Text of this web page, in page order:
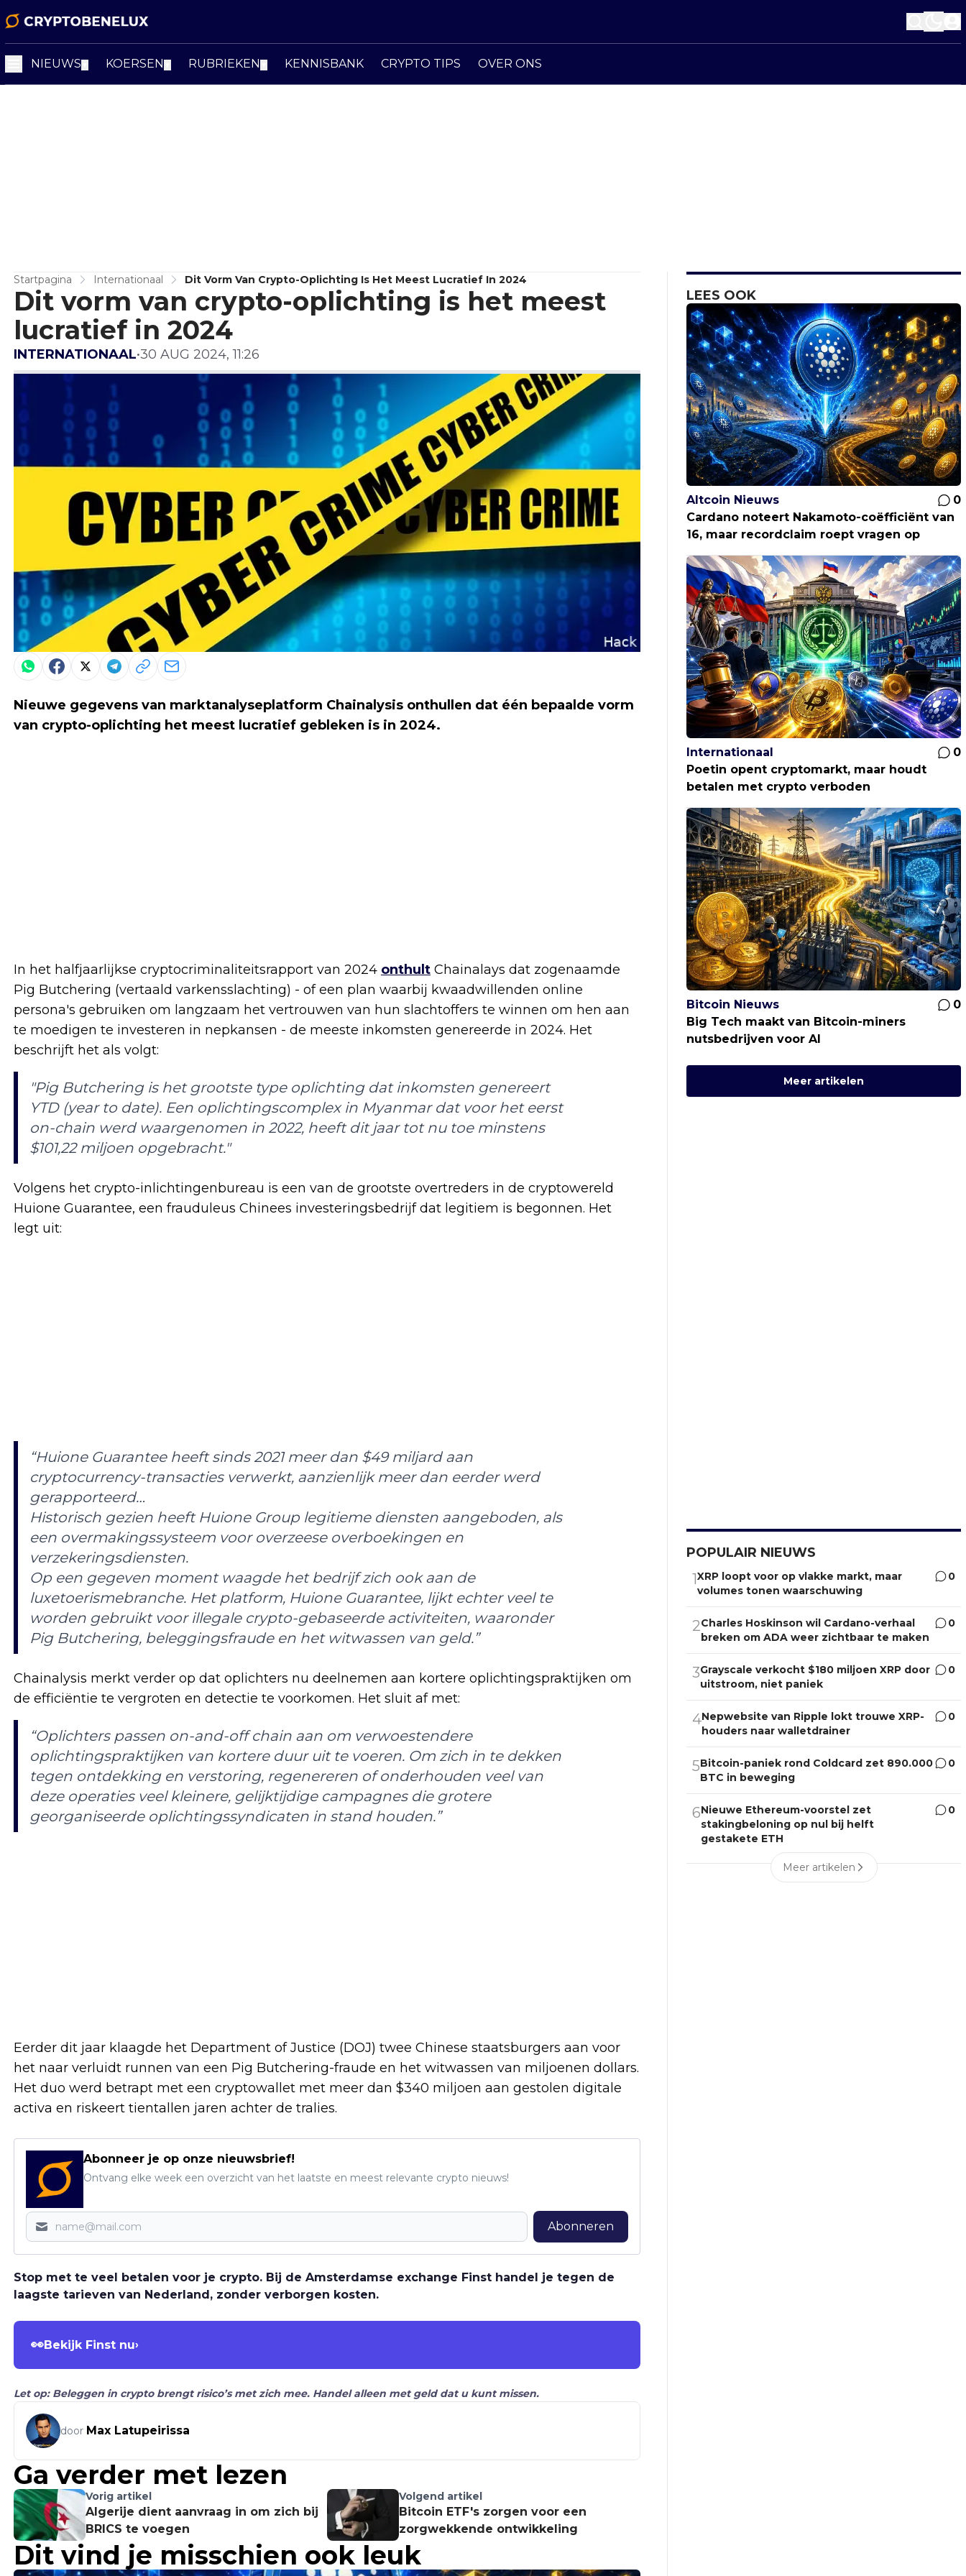
NIEUWS KOERSEN RUBRIEKEN KENNISBANK CRYPTO TIPS OVER ONS
Startpagina Internationaal Dit Vorm Van Crypto-Oplichting Is Het Meest Lucratief In 2024
Dit vorm van crypto-oplichting is het meest
lucratief in 2024
INTERNATIONAAL•30 AUG 2024, 11:26
Nieuwe gegevens van marktanalyseplatform Chainalysis onthullen dat één bepaalde vorm
van crypto-oplichting het meest lucratief gebleken is in 2024.
In het halfjaarlijkse cryptocriminaliteitsrapport van 2024 onthult Chainalays dat zogenaamde
Pig Butchering (vertaald varkensslachting) - of een plan waarbij kwaadwillenden online
persona's gebruiken om langzaam het vertrouwen van hun slachtoffers te winnen om hen aan
te moedigen te investeren in nepkansen - de meeste inkomsten genereerde in 2024. Het
beschrijft het als volgt:
"Pig Butchering is het grootste type oplichting dat inkomsten genereert
YTD (year to date). Een oplichtingscomplex in Myanmar dat voor het eerst
on-chain werd waargenomen in 2022, heeft dit jaar tot nu toe minstens
$101,22 miljoen opgebracht."
Volgens het crypto-inlichtingenbureau is een van de grootste overtreders in de cryptowereld
Huione Guarantee, een frauduleus Chinees investeringsbedrijf dat legitiem is begonnen. Het
legt uit:
“Huione Guarantee heeft sinds 2021 meer dan $49 miljard aan
cryptocurrency-transacties verwerkt, aanzienlijk meer dan eerder werd
gerapporteerd…
Historisch gezien heeft Huione Group legitieme diensten aangeboden, als
een overmakingssysteem voor overzeese overboekingen en
verzekeringsdiensten.
Op een gegeven moment waagde het bedrijf zich ook aan de
luxetoerismebranche. Het platform, Huione Guarantee, lijkt echter veel te
worden gebruikt voor illegale crypto-gebaseerde activiteiten, waaronder
Pig Butchering, beleggingsfraude en het witwassen van geld.”
Chainalysis merkt verder op dat oplichters nu deelnemen aan kortere oplichtingspraktijken om
de efficiëntie te vergroten en detectie te voorkomen. Het sluit af met:
“Oplichters passen on-and-off chain aan om verwoestendere
oplichtingspraktijken van kortere duur uit te voeren. Om zich in te dekken
tegen ontdekking en verstoring, regenereren of onderhouden veel van
deze operaties veel kleinere, gelijktijdige campagnes die grotere
georganiseerde oplichtingssyndicaten in stand houden.”
Eerder dit jaar klaagde het Department of Justice (DOJ) twee Chinese staatsburgers aan voor
het naar verluidt runnen van een Pig Butchering-fraude en het witwassen van miljoenen dollars.
Het duo werd betrapt met een cryptowallet met meer dan $340 miljoen aan gestolen digitale
activa en riskeert tientallen jaren achter de tralies.
Abonneer je op onze nieuwsbrief!
Ontvang elke week een overzicht van het laatste en meest relevante crypto nieuws!
Abonneren
Stop met te veel betalen voor je crypto. Bij de Amsterdamse exchange Finst handel je tegen de
laagste tarieven van Nederland, zonder verborgen kosten.
👀Bekijk Finst nu›
Let op: Beleggen in crypto brengt risico’s met zich mee. Handel alleen met geld dat u kunt missen.
door Max Latupeirissa
Ga verder met lezen
Vorig artikel
Algerije dient aanvraag in om zich bij
BRICS te voegen
Volgend artikel
Bitcoin ETF's zorgen voor een
zorgwekkende ontwikkeling
Dit vind je misschien ook leuk
LEES OOK
Altcoin Nieuws
0
Cardano noteert Nakamoto-coëfficiënt van
16, maar recordclaim roept vragen op
Internationaal
0
Poetin opent cryptomarkt, maar houdt
betalen met crypto verboden
Bitcoin Nieuws
0
Big Tech maakt van Bitcoin-miners
nutsbedrijven voor AI
Meer artikelen
POPULAIR NIEUWS
1XRP loopt voor op vlakke markt, maar
volumes tonen waarschuwing
0
2Charles Hoskinson wil Cardano-verhaal
breken om ADA weer zichtbaar te maken
0
3Grayscale verkocht $180 miljoen XRP door
uitstroom, niet paniek
0
4Nepwebsite van Ripple lokt trouwe XRP-
houders naar walletdrainer
0
5Bitcoin-paniek rond Coldcard zet 890.000
BTC in beweging
0
6Nieuwe Ethereum-voorstel zet
stakingbeloning op nul bij helft
gestakete ETH
0
Meer artikelen